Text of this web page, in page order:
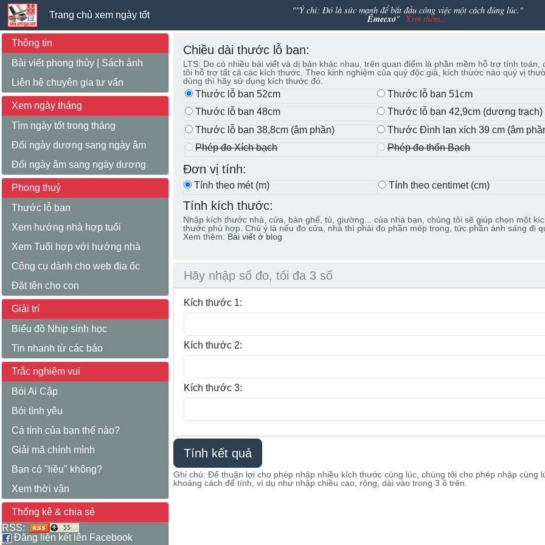
Trang chủ xem ngày tốt ""Ý chí: Đó là sức mạnh để bắt đầu công việc một cách đúng lúc."
Êmecxơ" Xem thêm...
Thông tin
Bài viết phong thủy
Sách ảnh
Liên hệ chuyên gia tư vấn
Xem ngày tháng
Tìm ngày tốt trong tháng
Đổi ngày dương sang ngày âm
Đổi ngày âm sang ngày dương
Phong thuỷ
Thước lỗ ban
Xem hướng nhà hợp tuổi
Xem Tuổi hợp với hướng nhà
Công cụ dành cho web địa ốc
Đặt tên cho con
Giải trí
Biểu đồ Nhịp sinh học
Tin nhanh từ các báo
Trắc nghiệm vui
Bói Ai Cập
Bói tình yêu
Cá tính của bạn thế nào?
Giải mã chính mình
Bạn có "liều" không?
Xem thời vận
Thống kê & chia sẻ
RSS:
Đăng liên kết lên Facebook
Chiều dài thước lỗ ban:
LTS: Do có nhiều bài viết và dị bản khác nhau, trên quan điểm là phần mềm hỗ trợ tính toán,
tôi hỗ trợ tất cả các kích thước. Theo kinh nghiệm của quý độc giả, kích thước nào quý vị
dùng thì hãy sử dụng kích thước đó.
Thước lỗ ban 52cm
Thước lỗ ban 48cm
Thước lỗ ban 38,8cm (âm phần)
Phép đo Xích bạch
Thước lỗ ban 51cm
Thước lỗ ban 42,9cm (dương trạch)
Thước Đinh lan xích 39 cm (âm
Phép đo thốn Bạch
Đơn vị tính:
Tính theo mét (m) Tính theo centimet (cm)
Tính kích thước:
Nhập kích thước nhà, cửa, bàn ghế, tủ, giường... của nhà bạn, chúng tôi sẽ giúp chọn một
thước phù hợp. Chú ý là nếu đo cửa, nhà thì phải đo phần mép trong, tức phần ánh sáng đi
Xem thêm: Bài viết ở blog
Hãy nhập số đo, tối đa 3 số
Kích thước 1:
Kích thước 2:
Kích thước 3:
Ghi chú: Để thuận lợi cho phép nhập nhiều kích thước cùng lúc, chúng tôi cho phép nhập cùng
khoảng cách để tính, ví dụ như nhập chiều cao, rộng, dài vào trong 3 ô trên.